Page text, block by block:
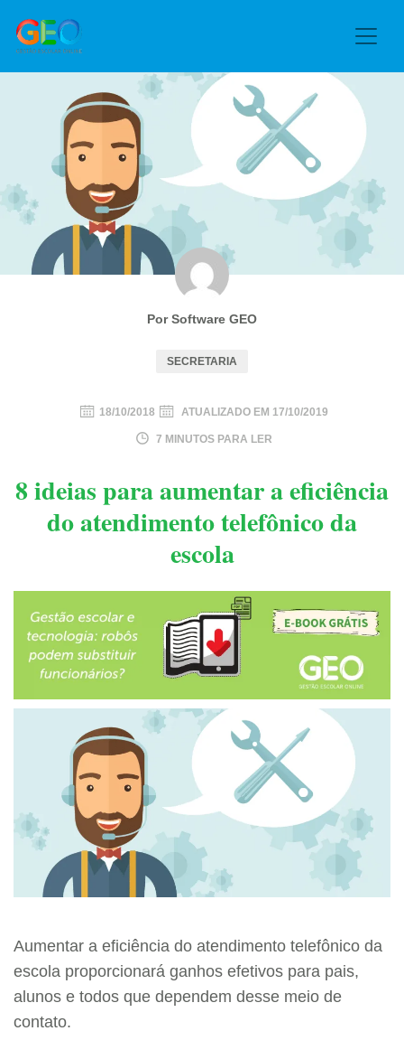
Por Software GEO
SECRETARIA
18/10/2018 ATUALIZADO EM 17/10/2019
7 MINUTOS PARA LER
8 ideias para aumentar a eficiência
do atendimento telefônico da
escola
Aumentar a eficiência do atendimento telefônico da
escola proporcionará ganhos efetivos para pais,
alunos e todos que dependem desse meio de
contato.